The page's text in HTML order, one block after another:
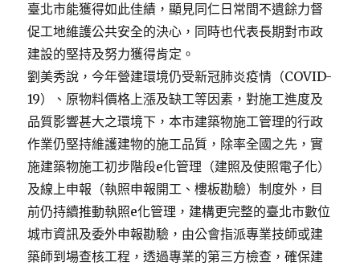
臺北市能獲得如此佳績，顯見同仁日常間不遺餘力督
促工地維護公共安全的決心，同時也代表長期對市政
建設的堅持及努力獲得肯定。
劉美秀說，今年營建環境仍受新冠肺炎疫情（COVID-
19）、原物料價格上漲及缺工等因素，對施工進度及
品質影響甚大之環境下，本市建築物施工管理的行政
作業仍堅持維護建物的施工品質，除率全國之先，實
施建築物施工初步階段e化管理（建照及使照電子化）
及線上申報（執照申報開工、樓板勘驗）制度外，目
前仍持續推動執照e化管理，建構更完整的臺北市數位
城市資訊及委外申報勘驗，由公會指派專業技師或建
築師到場查核工程，透過專業的第三方檢查，確保建